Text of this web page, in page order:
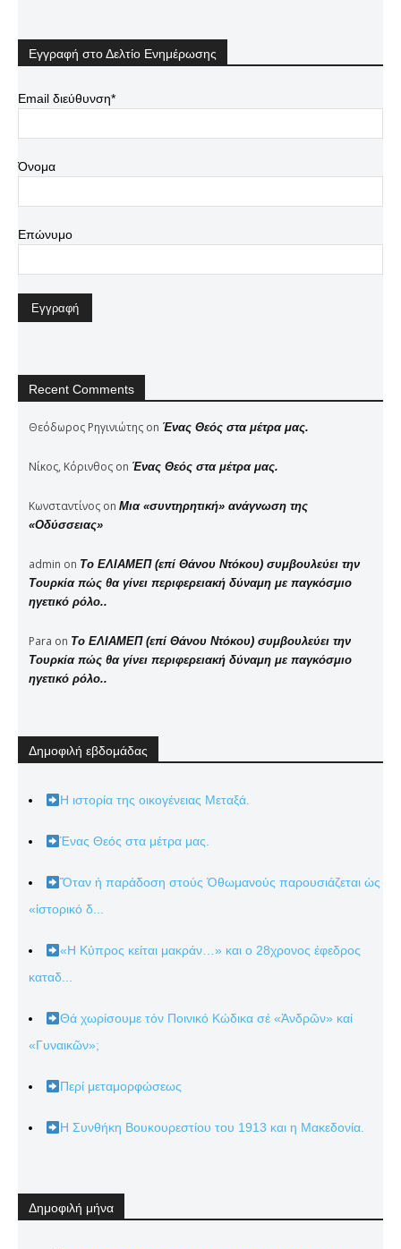
Εγγραφή στο Δελτίο Ενημέρωσης
Email διεύθυνση*
Όνομα
Επώνυμο
Recent Comments
Θεόδωρος Ρηγινιώτης on Ένας Θεός στα μέτρα μας.
Νίκος, Κόρινθος on Ένας Θεός στα μέτρα μας.
Κωνσταντίνος on Μια «συντηρητική» ανάγνωση της
«Οδύσσειας»
admin on Το ΕΛΙΑΜΕΠ (επί Θάνου Ντόκου) συμβουλεύει την
Τουρκία πώς θα γίνει περιφερειακή δύναμη με παγκόσμιο
ηγετικό ρόλο..
Para on Το ΕΛΙΑΜΕΠ (επί Θάνου Ντόκου) συμβουλεύει την
Τουρκία πώς θα γίνει περιφερειακή δύναμη με παγκόσμιο
ηγετικό ρόλο..
Δημοφιλή εβδομάδας
Η ιστορία της οικογένειας Μεταξά.
Ένας Θεός στα μέτρα μας.
Ὅταν ἡ παράδοση στούς Ὀθωμανούς παρουσιάζεται ὡς
«ἱστορικό δ...
«Η Κύπρος κείται μακράν…» και ο 28χρονος έφεδρος
καταδ...
Θά χωρίσουμε τόν Ποινικό Κώδικα σέ «Ἀνδρῶν» καί
«Γυναικῶν»;
Περί μεταμορφώσεως
Η Συνθήκη Βουκουρεστίου του 1913 και η Μακεδονία.
Δημοφιλή μήνα